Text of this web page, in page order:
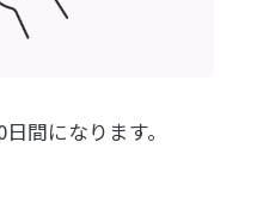
間になります。